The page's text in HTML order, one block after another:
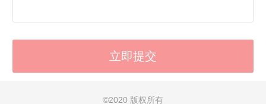
©2020 版权所有